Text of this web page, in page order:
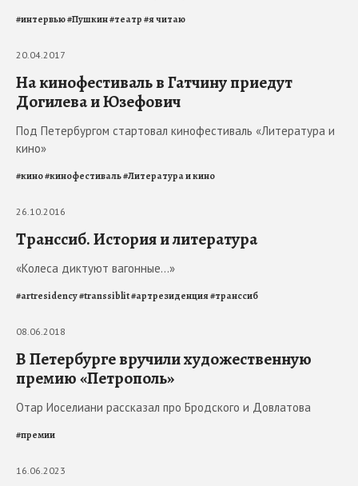
#интервью#Пушкин#театр#я читаю
20.04.2017
На кинофестиваль в Гатчину приедут
Догилева и Юзефович
Под Петербургом стартовал кинофестиваль «Литература и
кино»
#кино#кинофестиваль#Литература и кино
26.10.2016
Транссиб. История и литература
«Колеса диктуют вагонные…»
#artresidency#transsiblit#артрезиденция#транссиб
08.06.2018
В Петербурге вручили художественную
премию «Петрополь»
Отар Иоселиани рассказал про Бродского и Довлатова
#премии
16.06.2023